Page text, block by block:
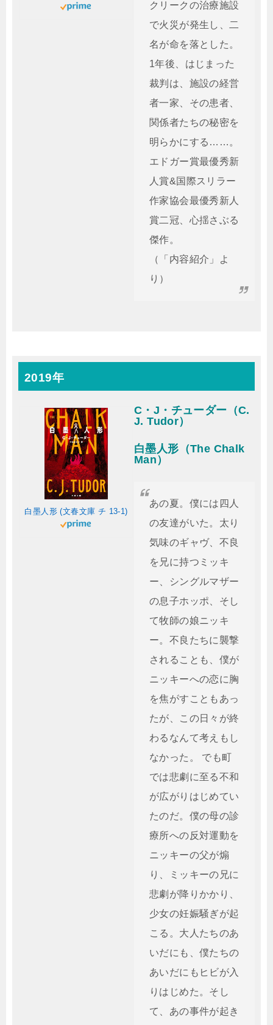
クリークの治療施設
で火災が発生し、二
名が命を落とした。
1年後、はじまった
裁判は、施設の経営
者一家、その患者、
関係者たちの秘密を
明らかにする……。
エドガー賞最優秀新
人賞&国際スリラー
作家協会最優秀新人
賞二冠、心揺さぶる
傑作。
（「内容紹介」よ
り）
2019年
白墨人形 (文春文庫 チ 13-1)
C・J・チューダー（C.
J. Tudor）
白墨人形（The Chalk
Man）
あの夏。僕には四人
の友達がいた。太り
気味のギャヴ、不良
を兄に持つミッキ
ー、シングルマザー
の息子ホッポ、そし
て牧師の娘ニッキ
ー。不良たちに襲撃
されることも、僕が
ニッキーへの恋に胸
を焦がすこともあっ
たが、この日々が終
わるなんて考えもし
なかった。 でも町
では悲劇に至る不和
が広がりはじめてい
たのだ。僕の母の診
療所への反対運動を
ニッキーの父が煽
り、ミッキーの兄に
悲劇が降りかかり、
少女の妊娠騒ぎが起
こる。大人たちのあ
いだにも、僕たちの
あいだにもヒビが入
りはじめた。そし
て、あの事件が起き